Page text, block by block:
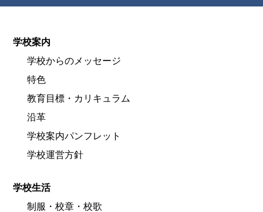
学校案内
学校からのメッセージ
特色
教育目標・カリキュラム
沿革
学校案内パンフレット
学校運営方針
学校生活
制服・校章・校歌